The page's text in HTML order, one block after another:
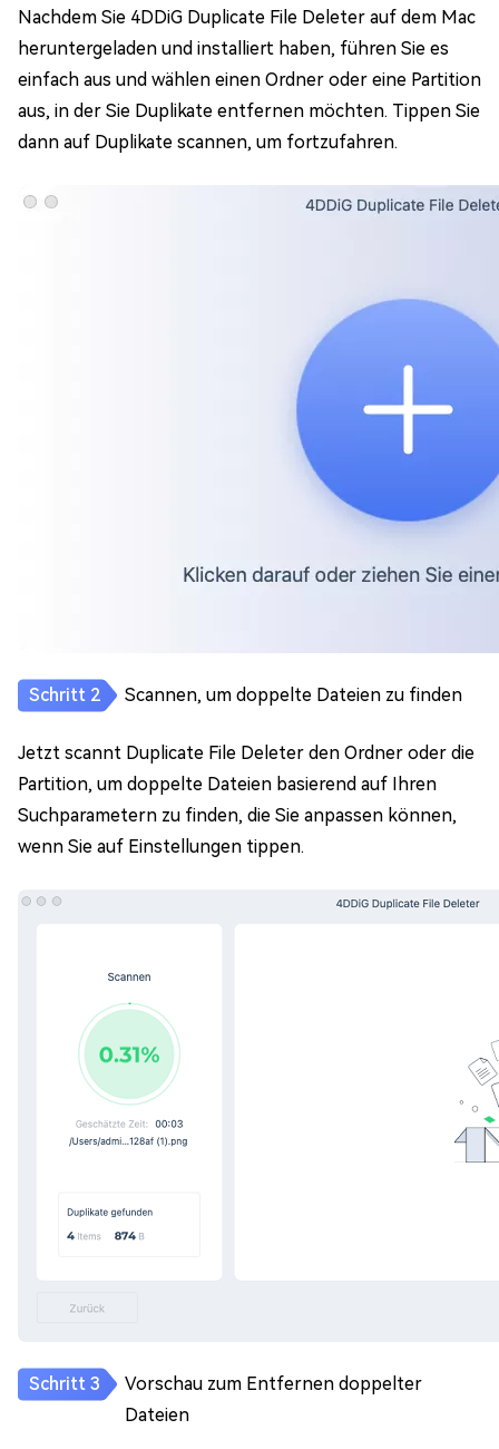
Nachdem Sie 4DDiG Duplicate File Deleter auf dem Mac
heruntergeladen und installiert haben, führen Sie es
einfach aus und wählen einen Ordner oder eine Partition
aus, in der Sie Duplikate entfernen möchten. Tippen Sie
dann auf Duplikate scannen, um fortzufahren.
Scannen, um doppelte Dateien zu finden
Jetzt scannt Duplicate File Deleter den Ordner oder die
Partition, um doppelte Dateien basierend auf Ihren
Suchparametern zu finden, die Sie anpassen können,
wenn Sie auf Einstellungen tippen.
Vorschau zum Entfernen doppelter
Dateien